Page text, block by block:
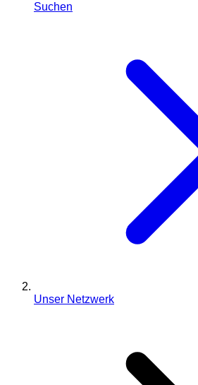
Suchen
Unser Netzwerk